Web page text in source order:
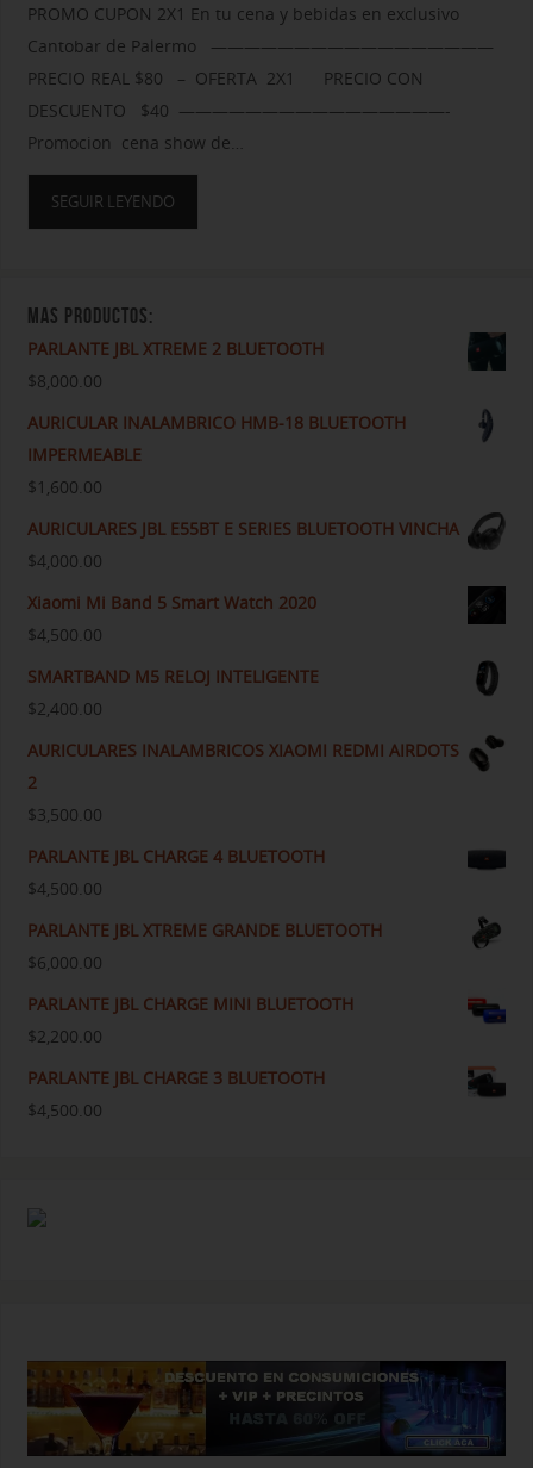
PROMO CUPON 2X1 En tu cena y bebidas en exclusivo
Cantobar de Palermo —————————————————
PRECIO REAL $80 – OFERTA 2X1 PRECIO CON
DESCUENTO $40 ————————————————-
Promocion cena show de…
SEGUIR LEYENDO
MAS PRODUCTOS:
PARLANTE JBL XTREME 2 BLUETOOTH
$8,000.00
AURICULAR INALAMBRICO HMB-18 BLUETOOTH
IMPERMEABLE
$1,600.00
AURICULARES JBL E55BT E SERIES BLUETOOTH VINCHA
$4,000.00
Xiaomi Mi Band 5 Smart Watch 2020
$4,500.00
SMARTBAND M5 RELOJ INTELIGENTE
$2,400.00
AURICULARES INALAMBRICOS XIAOMI REDMI AIRDOTS
2
$3,500.00
PARLANTE JBL CHARGE 4 BLUETOOTH
$4,500.00
PARLANTE JBL XTREME GRANDE BLUETOOTH
$6,000.00
PARLANTE JBL CHARGE MINI BLUETOOTH
$2,200.00
PARLANTE JBL CHARGE 3 BLUETOOTH
$4,500.00